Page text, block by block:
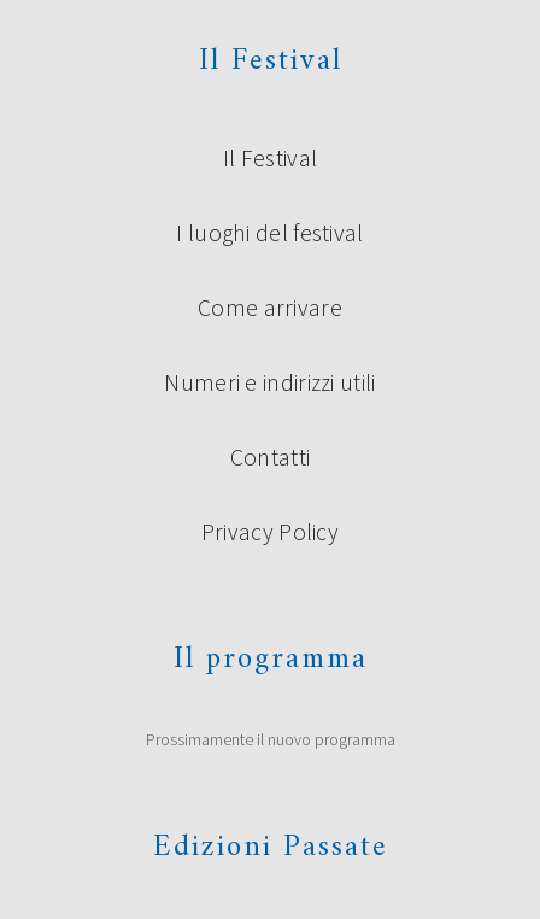
Il Festival
Il Festival
I luoghi del festival
Come arrivare
Numeri e indirizzi utili
Contatti
Privacy Policy
Il programma
Prossimamente il nuovo programma
Edizioni Passate